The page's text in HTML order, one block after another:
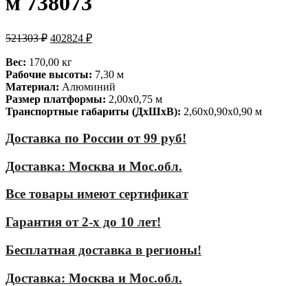
521303₽ 402824 ₽
Вес: 170,00 кг
Рабочие высоты: 7,30 м
Материал: Алюминий
Размер платформы: 2,00х0,75 м
Транспортные габариты (ДхШхВ): 2,60х0,90х0,90 м
Доставка по России от 99 руб!
Доставка: Москва и Мос.обл.
Все товары имеют сертификат
Гарантия от 2-х до 10 лет!
Бесплатная доставка в регионы!
Доставка: Москва и Мос.обл.